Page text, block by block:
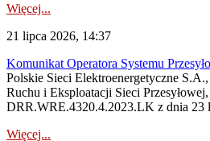
Więcej...
21 lipca 2026, 14:37
Komunikat Operatora Systemu
Polskie Sieci Elektroenergetyczne
Ruchu i Eksploatacji Sieci
DRR.WRE.4320.4.2023.LK z dnia 23
Więcej...